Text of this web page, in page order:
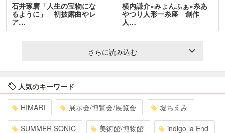
石井琢磨「人生の宝物にな
るように」 初披露曲やレ
ア…
横内謙介×みょんふぁ×糸あ
やつり人形一糸座 創作
人…
さらに読み込む
人気のキーワード
HIMARI 展示会/博覧会/展覧会 堀ちえみ
SUMMER SONIC 美術館/博物館 indigo la End